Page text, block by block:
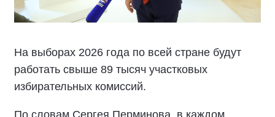
На выборах 2026 года по всей стране будут
работать свыше 89 тысяч участковых
избирательных комиссий.